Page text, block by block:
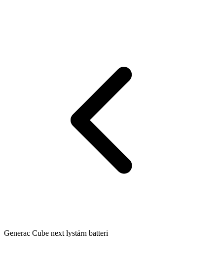
Generac Cube next lystårn batteri